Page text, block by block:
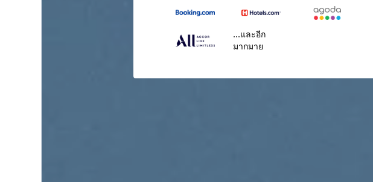
...และอีก
มากมาย